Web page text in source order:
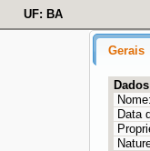
UF: BA
Gerais
Nome:
Data